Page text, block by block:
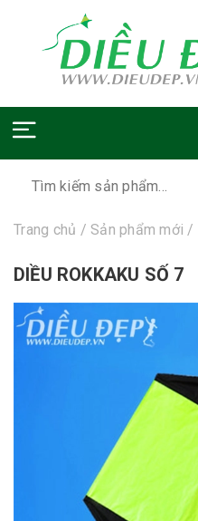
Trang chủ / Sản phẩm mới /
DIỀU ROKKAKU SỐ 7